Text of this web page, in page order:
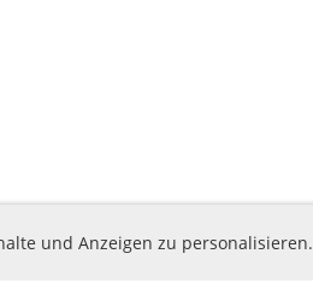
und Anzeigen zu personalisieren.